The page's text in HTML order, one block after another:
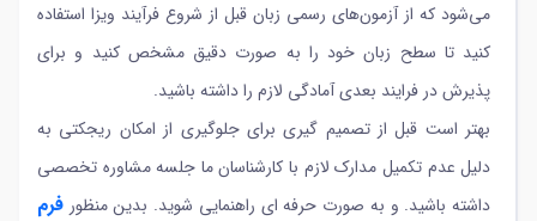
می‌شود که از آزمون‌های رسمی زبان قبل از شروع فرآیند ویزا استفاده
کنید تا سطح زبان خود را به صورت دقیق مشخص کنید و برای
پذیرش در فرایند بعدی آمادگی لازم را داشته باشید.
بهتر است قبل از تصمیم گیری برای جلوگیری از امکان ریجکتی به
دلیل عدم تکمیل مدارک لازم با کارشناسان ما جلسه مشاوره تخصصی
داشته باشید. و به صورت حرفه ای راهنمایی شوید. بدین منظور فرم